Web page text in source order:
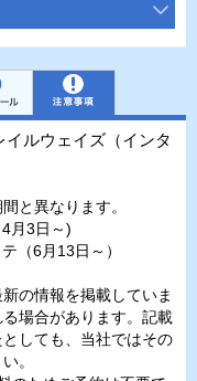
ルウェイズ（インタ
と異なります。
月3日～)
（6月13日～）
の情報を掲載していま
場合があります。記載
しても、当社ではその
。